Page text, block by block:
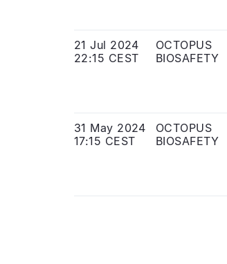
21 Jul 2024
22:15 CEST
OCTOPUS
BIOSAFETY
31 May 2024
17:15 CEST
OCTOPUS
BIOSAFETY